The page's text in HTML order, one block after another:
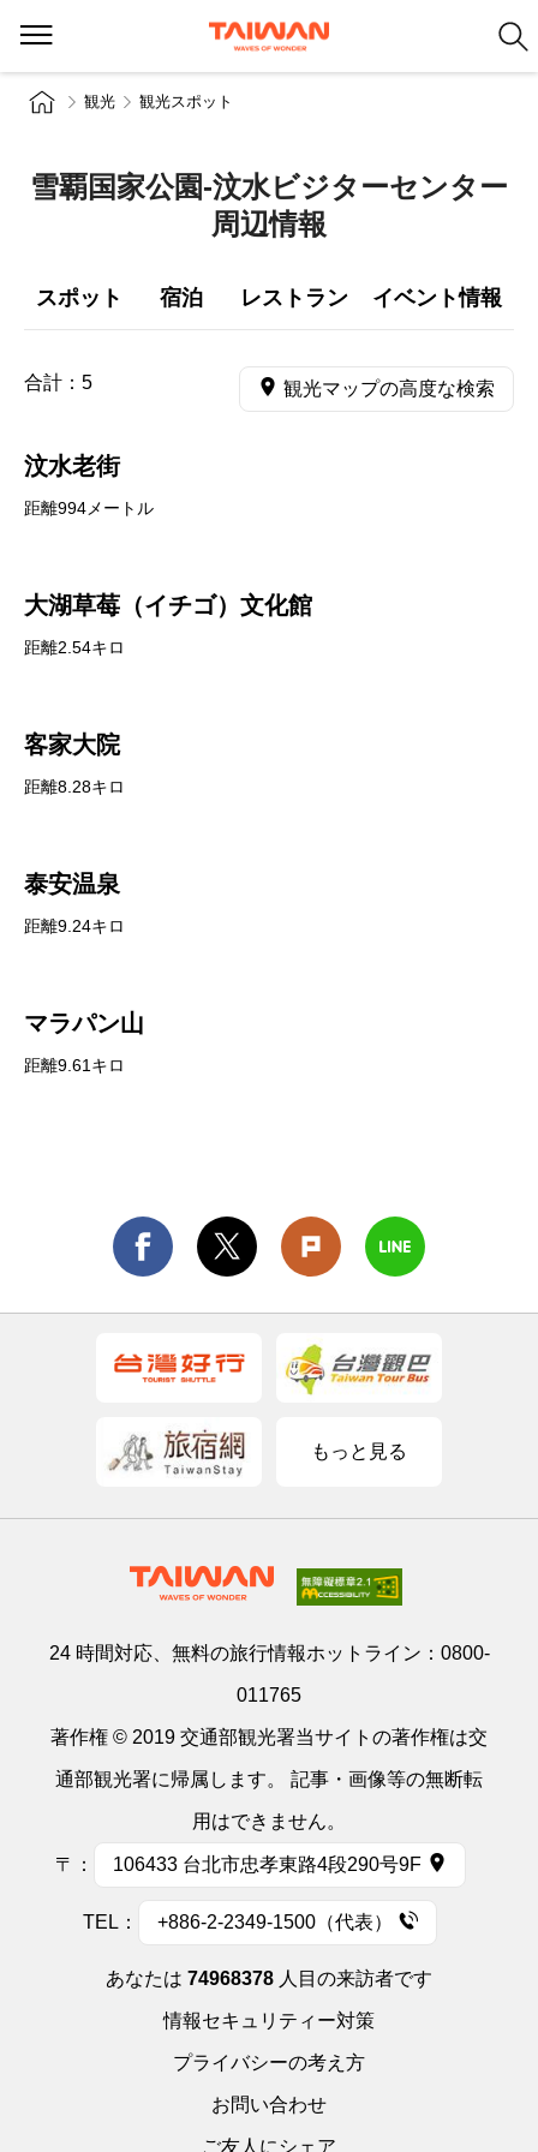
観光 観光スポット
雪覇国家公園-汶水ビジターセンター
周辺情報
スポット 宿泊 レストラン イベント情報
合計： 5 観光マップの高度な検索
汶水老街
距離994メートル
大湖草莓（イチゴ）文化館
距離2.54キロ
客家大院
距離8.28キロ
泰安温泉
距離9.24キロ
マラパン山
距離9.61キロ
もっと見る
24 時間対応、無料の旅行情報ホットライン： 0800-
011765
著作権 © 2019 交通部観光署当サイトの著作権は交
通部観光署に帰属します。 記事・画像等の無断転
用はできません。
〒： 106433 台北市忠孝東路4段290号9F
TEL： +886-2-2349-1500（代表）
あなたは 74968378 人目の来訪者です
情報セキュリティー対策
プライバシーの考え方
お問い合わせ
ご友人にシェア